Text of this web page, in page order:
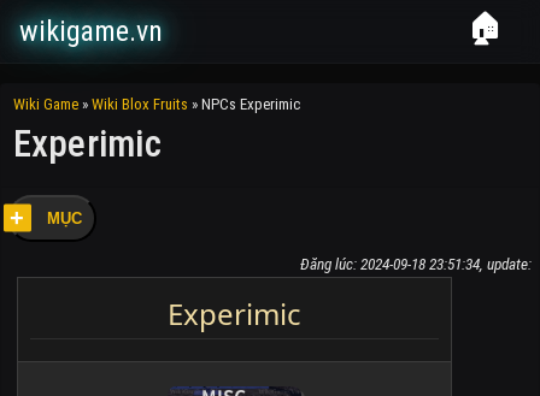
wikigame.vn 🏠
Wiki Game » Wiki Blox Fruits » NPCs Experimic
Experimic
MỤC
Đăng lúc: 2024-09-18 23:51:34, update:
Experimic